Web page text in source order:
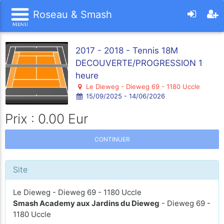
Roseau & Smash
2017 - 2018 - Tennis 18M
DECOUVERTE/PROGRESSION 1
heure
Le Dieweg - Dieweg 69 - 1180 Uccle
15/09/2025 - 14/06/2026
Prix : 0.00 Eur
CONTINUER
Site
Le Dieweg - Dieweg 69 - 1180 Uccle
Smash Academy aux Jardins du Dieweg - Dieweg 69 -
1180 Uccle